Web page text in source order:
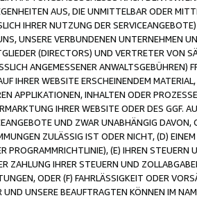
AUS, DIE UNMITTELBAR ODER
IHRER NUTZUNG DER
UNSERE VERBUNDENEN UNTERNEHMEN
(DIRECTORS) UND VERTRETER VON
ANGEMESSENER
IHRER WEBSITE ERSCHEINENDEM
APPLIKATIONEN, INHALTEN ODER
IHRER WEBSITE ODER DES GGF.
UND ZWAR UNABHÄNGIG
ZULÄSSIG IST ODER NICHT, (D)
PROGRAMMRICHTLINIE), (E) IHREN
ZAHLUNG IHRER STEUERN UND
ODER (F) FAHRLÄSSIGKEIT ODER
UND UNSERE BEAUFTRAGTEN KÖNNEN IM